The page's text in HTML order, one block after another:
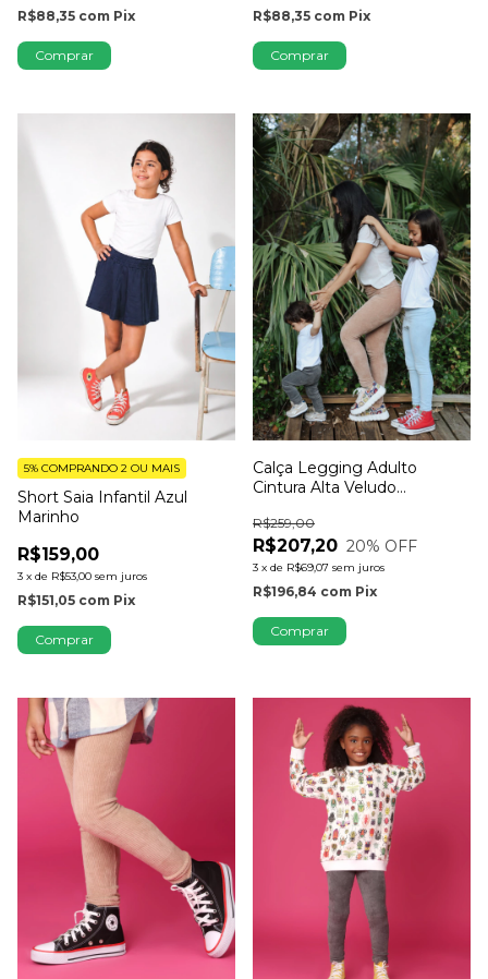
R$88,35 com Pix
Comprar
R$88,35 com Pix
Comprar
Short Saia Infantil Azul
Marinho
R$159,00
3 x de R$53,00 sem juros
5% COMPRANDO 2 OU MAIS
R$151,05 com Pix
Comprar
Calça Legging Adulto
Cintura Alta Veludo
R$207,20
R$259,00
20% OFF
3 x de R$69,07 sem juros
R$196,84 com Pix
Comprar